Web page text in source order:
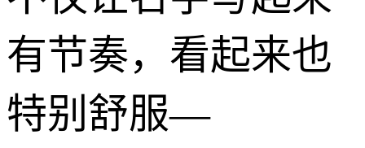
有节奏，看起来也
特别舒服—